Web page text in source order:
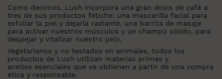
Como decimos, Lush incorpora una gran dosis de café a
tres de sus productos fetiche: una mascarilla facial para
exfoliar la piel y dejarla radiante, una barrita de masaje
para activar nuestros músculos y un champú sólido, para
despejar y vitalizar nuestro pelo.
Vegetarianos y no testados en animales, todos los
productos de Lush utilizan materias primas y
aceites esenciales que se obtienen a partir de una compra
ética y responsable.